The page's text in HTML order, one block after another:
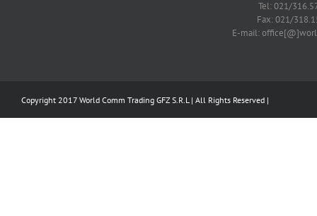
Tel: 021/
Fax: 021/
E-mail:
Copyright 2017 World Comm Trading GFZ S.R.L | All Rights Reserved |